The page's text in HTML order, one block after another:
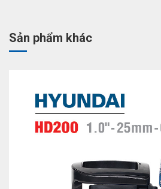
Sản phẩm khác